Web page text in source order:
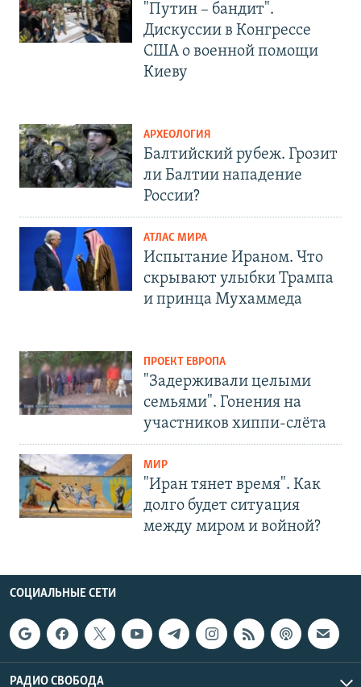
"Путин – бандит".
Дискуссии в Конгрессе
США о военной помощи
Киеву
АРХЕОЛОГИЯ
Балтийский рубеж. Грозит
ли Балтии нападение
России?
АТЛАС МИРА
Испытание Ираном. Что
скрывают улыбки Трампа
и принца Мухаммеда
ПРОЕКТ ЕВРОПА
"Задерживали целыми
семьями". Гонения на
участников хиппи-слёта
МИР
"Иран тянет время". Как
долго будет ситуация
между миром и войной?
СОЦИАЛЬНЫЕ СЕТИ
РАДИО СВОБОДА